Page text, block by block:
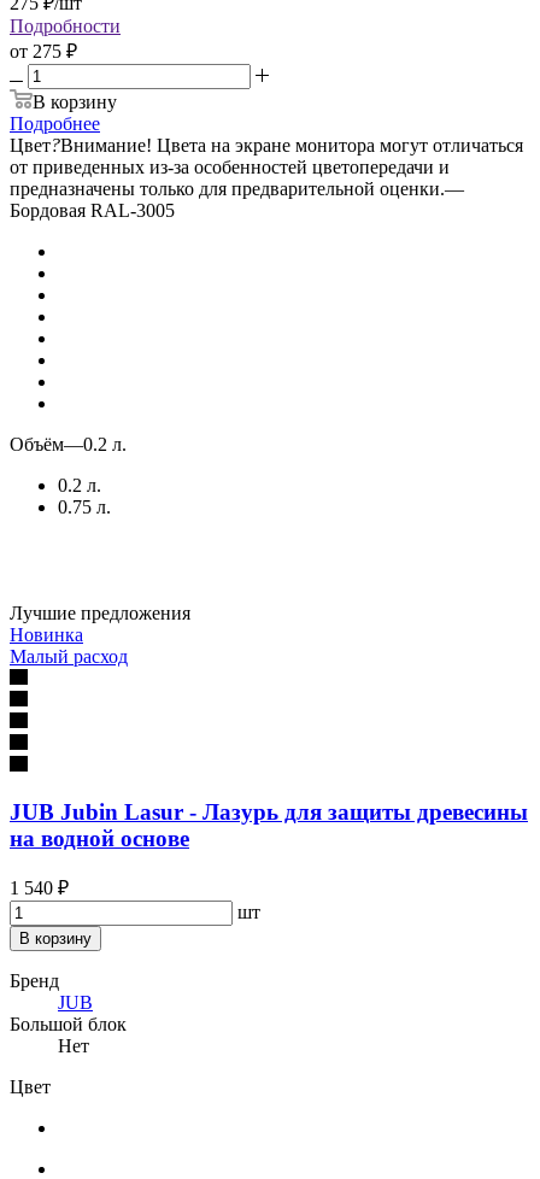
Подробности
от 275 ₽
В корзину
Подробнее
Цвет?Внимание! Цвета на экране монитора могут отличаться
от приведенных из-за особенностей цветопередачи и
предназначены только для предварительной оценки.—
Бордовая RAL-3005
Объём—0.2 л.
0.2 л.
0.75 л.
Лучшие предложения
Новинка
Малый расход
JUB Jubin Lasur - Лазурь для защиты древесины
на водной основе
1 540 ₽
шт
В корзину
Бренд
JUB
Большой блок
Нет
Цвет